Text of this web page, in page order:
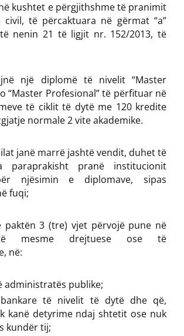
kushtet e përgjithshme të pranimit
të përcaktuara në gërmat “a”
nenin 21 të ligjit nr. 152/2013, të
një diplomë të nivelit “Master
“Master Profesional” të përfituar në
të ciklit të dytë me 120 kredite
normale 2 vite akademike.
janë marrë jashtë vendit, duhet të
paraprakisht pranë institucionit
njësimin e diplomave, sipas
fuqi;
paktën 3 (tre) vjet përvojë pune në
mesme drejtuese ose të
në:
administratës publike;
të nivelit të dytë dhe që,
kanë detyrime ndaj shtetit ose nuk
kundër tij;